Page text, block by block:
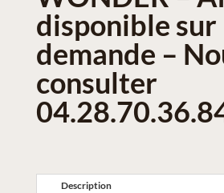
disponible sur
demande –
consulter
Description